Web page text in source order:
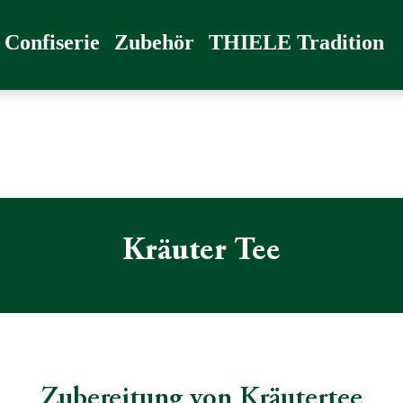
Confiserie Zubehör THIELE Tradition
Kräuter Tee